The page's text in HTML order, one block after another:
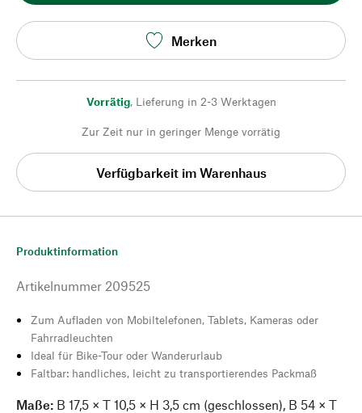
Merken
Vorrätig, Lieferung in 2-3 Werktagen
Zur Zeit nur in geringer Menge vorrätig
Verfügbarkeit im Warenhaus
Produktinformation
Artikelnummer 209525
Zum Aufladen von Mobiltelefonen, Tablets, Kameras oder
Fahrradleuchten
Ideal für Bike-Tour oder Wanderurlaub
Faltbar: handliches, leicht zu transportierendes Packmaß
Maße: B 17,5 × T 10,5 × H 3,5 cm (geschlossen), B 54 × T